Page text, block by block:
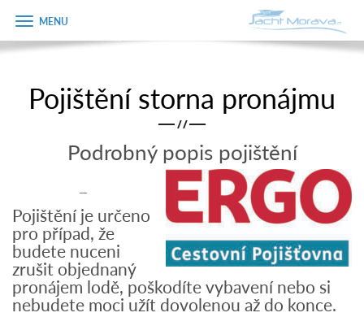
Úvodní strana
Plán plavby
Tipy na výlet
Fotogalerie
Kontakt
PRODEJ LODÍ
Zobrazit
menu
Pojištění storna pronájmu
/ /
Podrobný popis pojištění
Pojištění je určeno
pro případ, že
budete nuceni
zrušit objednaný
pronájem lodě, poškodíte vybavení nebo si
nebudete moci užít dovolenou až do konce.
Objednávka
dárkového
Jméno
E-mail
Varianta